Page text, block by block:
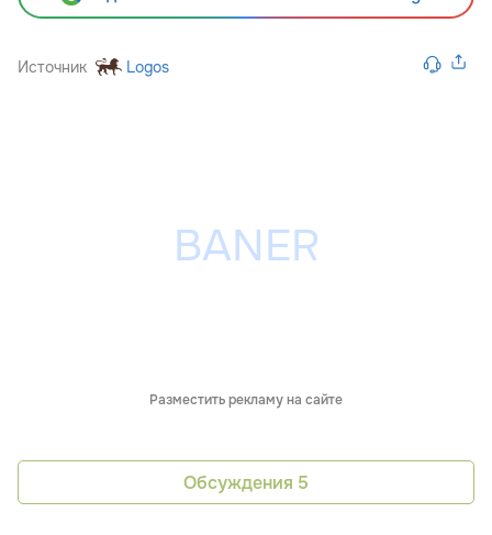
Источник Logos
Разместить рекламу на сайте
Обсуждения 5